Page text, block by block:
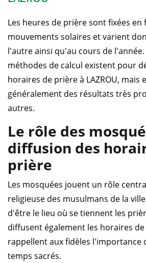
Les heures de prière sont fixées en
mouvements solaires et varient
l'autre ainsi qu'au cours de
méthodes de calcul existent pour
horaires de prière à LAZROU, mais
généralement des résultats très
autres.
Le rôle des
diffusion des
prière
Les mosquées jouent un rôle
religieuse des musulmans de la ville
d'être le lieu où se tiennent les
diffusent également les horaires de
rappellent aux fidèles l'importance
temps sacrés.